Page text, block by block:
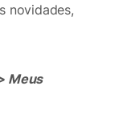
novidades,
Meus